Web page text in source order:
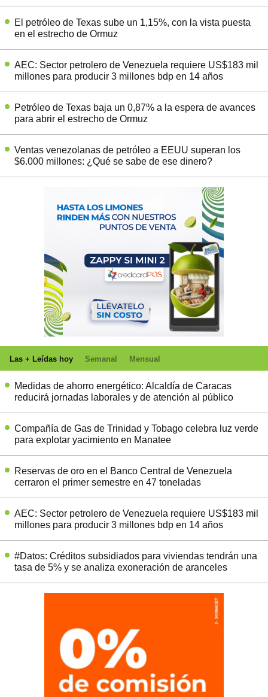
El petróleo de Texas sube un 1,15%, con la vista puesta
en el estrecho de Ormuz
AEC: Sector petrolero de Venezuela requiere US$183 mil
millones para producir 3 millones bdp en 14 años
Petróleo de Texas baja un 0,87% a la espera de avances
para abrir el estrecho de Ormuz
Ventas venezolanas de petróleo a EEUU superan los
$6.000 millones: ¿Qué se sabe de ese dinero?
Las + Leídas hoy Semanal Mensual
Medidas de ahorro energético: Alcaldía de Caracas
reducirá jornadas laborales y de atención al público
Compañía de Gas de Trinidad y Tobago celebra luz verde
para explotar yacimiento en Manatee
Reservas de oro en el Banco Central de Venezuela
cerraron el primer semestre en 47 toneladas
AEC: Sector petrolero de Venezuela requiere US$183 mil
millones para producir 3 millones bdp en 14 años
#Datos: Créditos subsidiados para viviendas tendrán una
tasa de 5% y se analiza exoneración de aranceles